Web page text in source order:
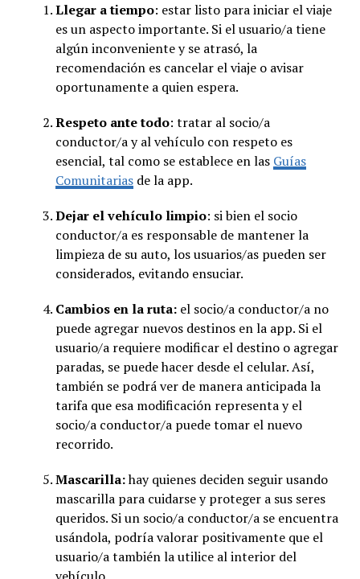
Llegar a tiempo: estar listo para iniciar el viaje
es un aspecto importante. Si el usuario/a tiene
algún inconveniente y se atrasó, la
recomendación es cancelar el viaje o avisar
oportunamente a quien espera.
Respeto ante todo: tratar al socio/a
conductor/a y al vehículo con respeto es
esencial, tal como se establece en las Guías
Comunitariasde la app.
Dejar el vehículo limpio: si bien el socio
conductor/a es responsable de mantener la
limpieza de su auto, los usuarios/as pueden ser
considerados, evitando ensuciar.
Cambios en la ruta:el socio/a conductor/a no
puede agregar nuevos destinos en la app. Si el
usuario/a requiere modificar el destino o agregar
paradas, se puede hacer desde el celular. Así,
también se podrá ver de manera anticipada la
tarifa que esa modificación representa y el
socio/a conductor/a puede tomar el nuevo
recorrido.
Mascarilla:hay quienes deciden seguir usando
mascarilla para cuidarse y proteger a sus seres
queridos. Si un socio/a conductor/a se encuentra
usándola, podría valorar positivamente que el
usuario/a también la utilice al interior del